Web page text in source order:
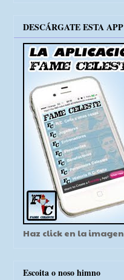
DESCÁRGATE ESTA APP
Haz click en la imagen
Escoita o noso himno